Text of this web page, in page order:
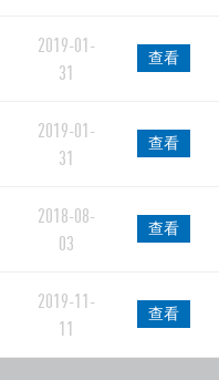
2019-01-
31
查看
2019-01-
31
查看
2018-08-
03
查看
2019-11-
11
查看